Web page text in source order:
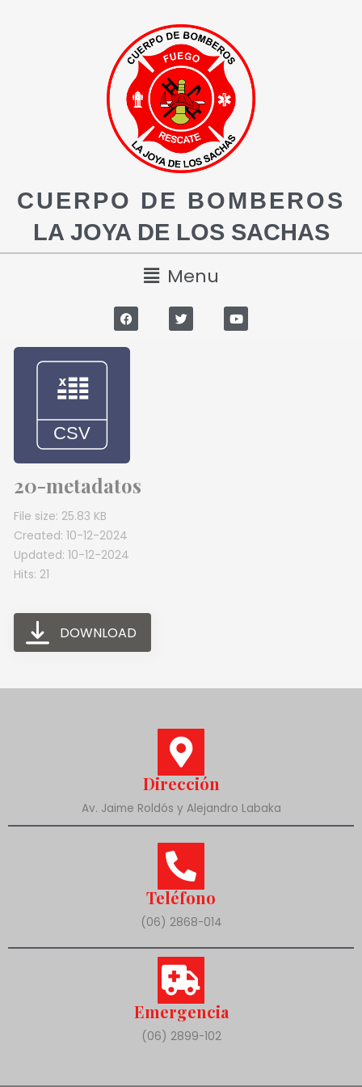
CUERPO DE BOMBEROS
LA JOYA DE LOS SACHAS
Menu
20-metadatos
File size: 25.83 KB
Created: 10-12-2024
Updated: 10-12-2024
Hits: 21
DOWNLOAD
Dirección
Av. Jaime Roldós y Alejandro Labaka
Teléfono
(06) 2868-014
Emergencia
(06) 2899-102